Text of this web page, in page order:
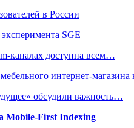
в России
SGE
каналах доступна всем…
интернет-
обсудили важность…
Mobile-First Indexing